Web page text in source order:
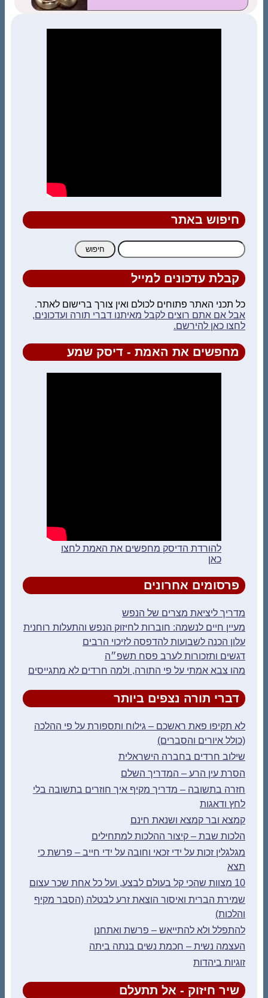
חיפוש באתר
חיפוש:
קבלת עדכונים למייל
כל תכני האתר פתוחים לכולם ואין צורך ברישום לאתר.
אבל אם אתם רוצים לקבל מאיתנו דברי תורה ועדכונים,
לחצו כאן להירשם.
מחפשים את האמת - דיסק שמע
להורדת הדיסק מחפשים את האמת לחצו
כאן
פרסומים אחרונים
מדריך ליציאת מצרים של הנפש
מעיין חיים לנשמה: חוברות לחיזוק הנפש והתעלות רוחנית
עלון הכנה לשבועות להדפסה לזיכוי הרבים
דגשים ותזכורות לערב פסח תשפ״ה
מהו צבא אמתי על פי התורה, ולמה חרדים לא מתגייסים
דברי תורה נצפים ביותר
לא תקיפו פאת ראשכם – גילוח ותספורת על פי ההלכה
(כולל איורים והסברים)
שילוב חרדים בחברה הישראלית
הסרת עין הרע – המדריך השלם
חזרה בתשובה – מדריך מקיף איך חוזרים בתשובה בלי
לחץ ודאגות
קמצא ובר קמצא ושנאת חינם
הלכות שבת – קיצור ההלכות למתחילים
מגלגלין זכות על ידי זכאי וחובה על ידי חייב – פרשת כי
תצא
10 מצוות שהכי קל בעולם לבצע, ועל כל אחת שכר עצום
שמירת הברית ואיסור הוצאת זרע לבטלה (הסבר מקיף
והלכות)
להתפלל ולא להתייאש – פרשת ואתחנן
העצמה נשית – חכמת נשים בנתה ביתה
זוגיות ביהדות
שיר חיזוק - אל תתעלם